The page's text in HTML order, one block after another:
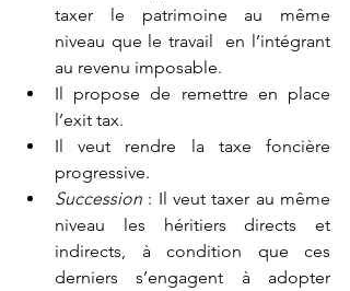
taxer le patrimoine au même
niveau que le travail  en l’intégrant
au revenu imposable.
Il propose de remettre en place
l’exit tax.
Il veut rendre la taxe foncière
progressive.
Succession : Il veut taxer au même
niveau les héritiers directs et
indirects, à condition que ces
derniers s’engagent à adopter